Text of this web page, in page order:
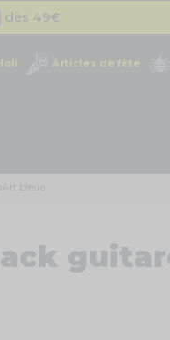
dès 49€
Articles de fête
bleue